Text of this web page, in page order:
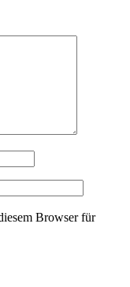
Browser für